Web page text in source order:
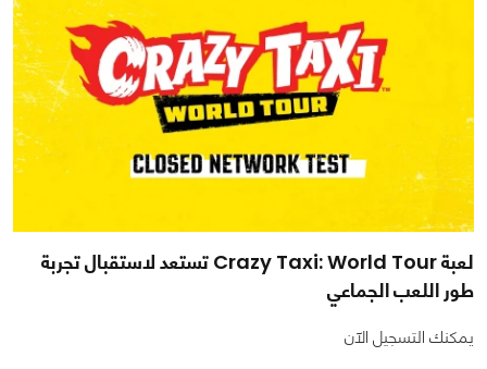
لعبة Crazy Taxi: World Tour تستعد لاستقبال تجربة
طور اللعب الجماعي
يمكنك التسجيل الآن